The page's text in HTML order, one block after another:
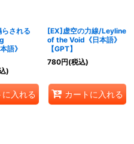
される
語》
)
に入れる
[EX]虚空の力線/Leyline
of the Void《日本語》
【GPT】
780円(税込)
カートに入れる